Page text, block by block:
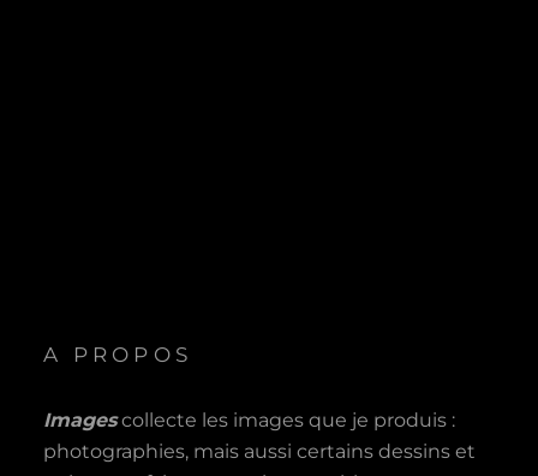
A PROPOS
Imagescollecte les images que je produis :
photographies, mais aussi certains dessins et